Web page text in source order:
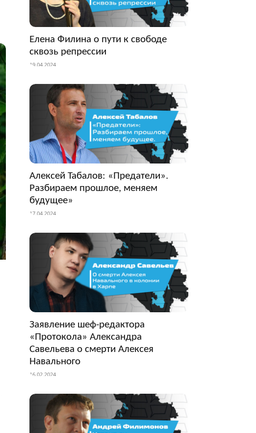
Елена Филина о пути к свободе
сквозь репрессии
19.04.2024
Алексей Табалов: «Предатели».
Разбираем прошлое, меняем
будущее»
17.04.2024
Заявление шеф-редактора
«Протокола» Александра
Савельева о смерти Алексея
Навального
16.02.2024